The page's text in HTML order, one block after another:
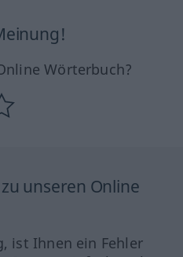
Wörterbuch?
unseren Online
ist Ihnen ein Fehler